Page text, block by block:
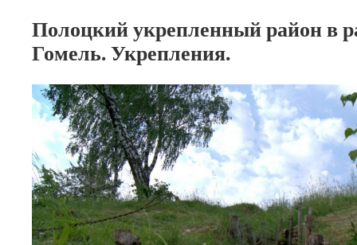
Полоцкий укрепленный район в
Гомель. Укрепления.